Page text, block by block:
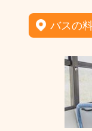
バスの